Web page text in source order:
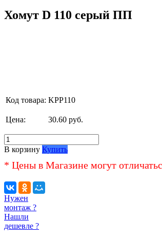
Хомут D 110 серый ПП
Код товара: KPP110
Цена: 30.60 руб.
В корзину Купить
* Цены в Магазине могут
Нужен
монтаж ?
Нашли
дешевле ?